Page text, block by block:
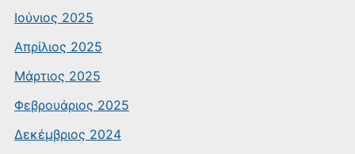
Ιούνιος 2025
Απρίλιος 2025
Μάρτιος 2025
Φεβρουάριος 2025
Δεκέμβριος 2024